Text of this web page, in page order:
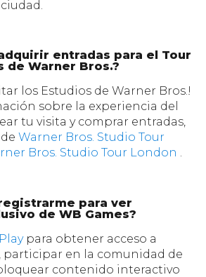
entradas para el Tour
de Warner Bros.?
los Estudios de Warner Bros.!
sobre la experiencia del
tu visita y comprar entradas,
Warner Bros. Studio Tour
Bros. Studio Tour London .
para ver
de WB Games?
para obtener acceso a
participar en la comunidad de
contenido interactivo